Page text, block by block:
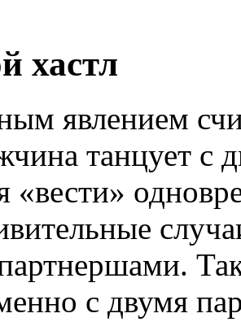
хастл
явлением
танцует с
«вести»
с двумя